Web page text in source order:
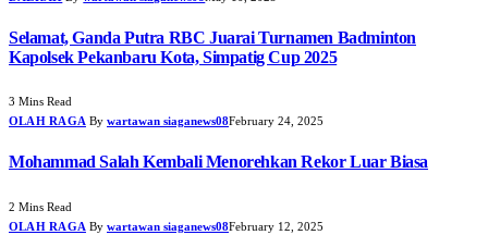
Selamat, Ganda Putra RBC Juarai Turnamen Badminton
Kapolsek Pekanbaru Kota, Simpatig Cup 2025
3 Mins Read
OLAH RAGA By wartawan siaganews08February 24, 2025
Mohammad Salah Kembali Menorehkan Rekor Luar Biasa
2 Mins Read
OLAH RAGA By wartawan siaganews08February 12, 2025